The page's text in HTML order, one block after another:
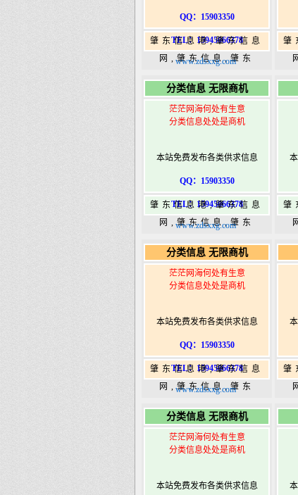
QQ：15903350
TEL：15945066378
肇东信息港,肇东信息
网,肇东信息,肇东
港
www.zdsxxg.com
肇
港
分类信息 无限商机
茫茫网海何处有生意
分类信息处处是商机
本站免费发布各类供求信息
QQ：15903350
TEL：15945066378
肇东信息港,肇东信息
网,肇东信息,肇东
港
www.zdsxxg.com
肇
港
分类信息 无限商机
茫茫网海何处有生意
分类信息处处是商机
本站免费发布各类供求信息
QQ：15903350
TEL：15945066378
肇东信息港,肇东信息
网,肇东信息,肇东
港
www.zdsxxg.com
肇
港
分类信息 无限商机
茫茫网海何处有生意
分类信息处处是商机
本站免费发布各类供求信息